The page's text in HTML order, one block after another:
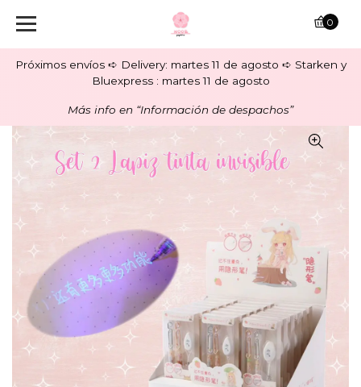
Próximos envíos ➪ Delivery: martes 11 de agosto ➪ Starken y
Bluexpress : martes 11 de agosto
Más info en “Información de despachos”
0